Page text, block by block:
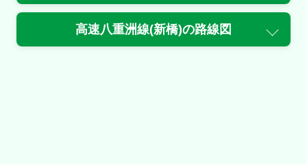
戸田南付近→高島平付近
内容
高速八重洲線(新橋)の路線図